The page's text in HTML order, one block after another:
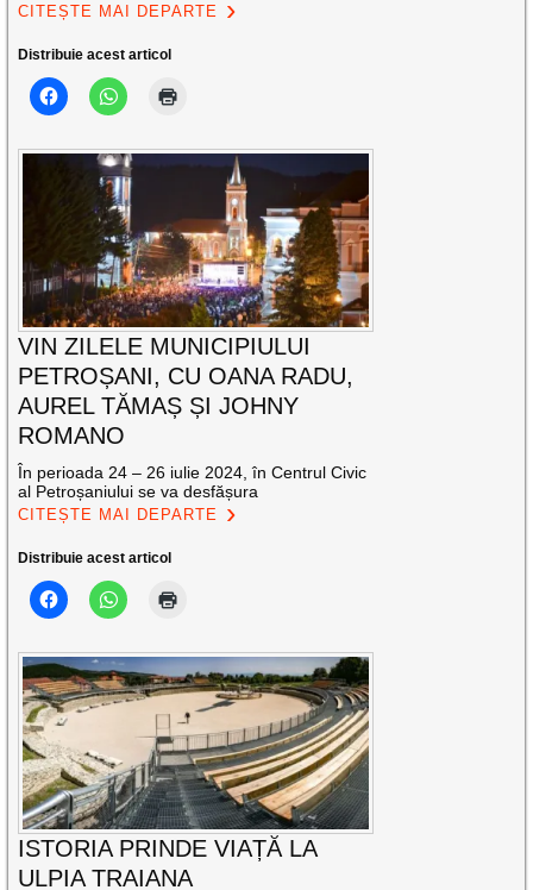
CITEȘTE MAI DEPARTE
Distribuie acest articol
VIN ZILELE MUNICIPIULUI
PETROȘANI, CU OANA RADU,
AUREL TĂMAȘ ȘI JOHNY
ROMANO
În perioada 24 – 26 iulie 2024, în Centrul Civic
al Petroșaniului se va desfășura
CITEȘTE MAI DEPARTE
Distribuie acest articol
ISTORIA PRINDE VIAȚĂ LA
ULPIA TRAIANA